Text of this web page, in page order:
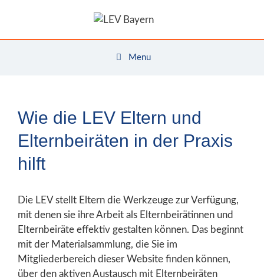
Menu
Wie die LEV Eltern und
Elternbeiräten in der Praxis
hilft
Die LEV stellt Eltern die Werkzeuge zur Verfügung,
mit denen sie ihre Arbeit als Elternbeirätinnen und
Elternbeiräte effektiv gestalten können. Das beginnt
mit der Materialsammlung, die Sie im
Mitgliederbereich dieser Website finden können,
über den aktiven Austausch mit Elternbeiräten